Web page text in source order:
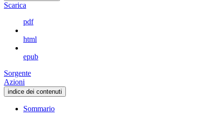
Scarica
pdf
html
epub
Sorgente
Azioni
indice dei contenuti
Sommario